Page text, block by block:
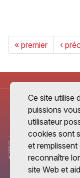
« premier ‹
Ce site utilise
puissions
utilisateur
cookies sont
et
reconnaître
site Web et